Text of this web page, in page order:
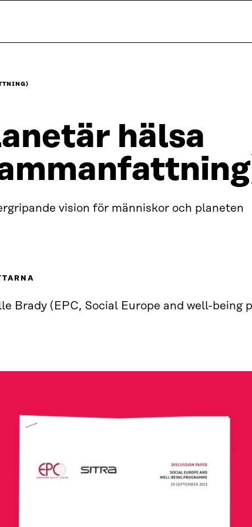
hälsa
vision för människor och planeten
Brady (EPC, Social Europe and well-being